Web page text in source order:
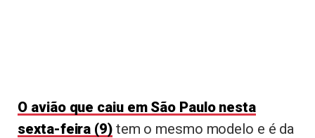
O avião que caiu em São Paulo nesta
sexta-feira (9)tem o mesmo modelo e é da